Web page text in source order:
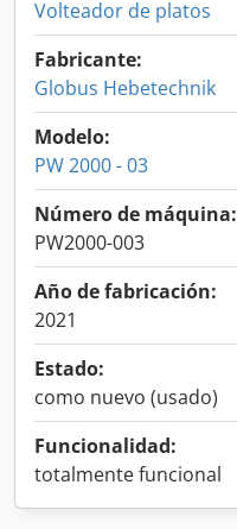
Volteador de platos
Fabricante:
Globus Hebetechnik
Modelo:
PW 2000 - 03
Número de máquina:
PW2000-003
Año de fabricación:
2021
Estado:
como nuevo (usado)
Funcionalidad:
totalmente funcional